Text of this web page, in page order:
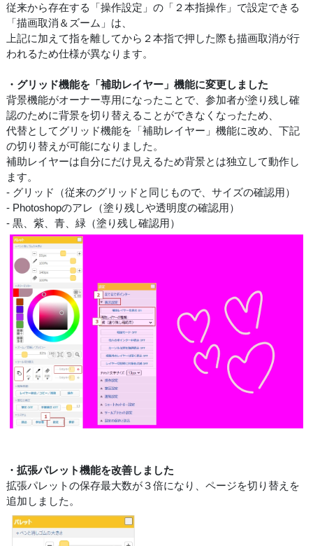
従来から存在する「操作設定」の「２本指操作」で設定できる
「描画取消＆ズーム」は、
上記に加えて指を離してから２本指で押した際も描画取消が行
われるため仕様が異なります。
・グリッド機能を「補助レイヤー」機能に変更しました
背景機能がオーナー専用になったことで、参加者が塗り残し確
認のために背景を切り替えることができなくなったため、
代替としてグリッド機能を「補助レイヤー」機能に改め、下記
の切り替えが可能になりました。
補助レイヤーは自分にだけ見えるため背景とは独立して動作し
ます。
- グリッド（従来のグリッドと同じもので、サイズの確認用）
- Photoshopのアレ（塗り残しや透明度の確認用）
- 黒、紫、青、緑（塗り残し確認用）
・拡張パレット機能を改善しました
拡張パレットの保存最大数が３倍になり、ページを切り替えを
追加しました。